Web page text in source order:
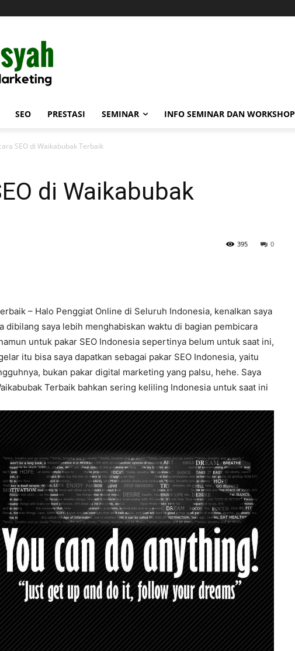
SEO PRESTASI SEMINAR INFO SEMINAR DAN WORKSHOP
SEO di Waikabubak Terbaik
di Waikabubak
0
395
– Halo Penggiat Online di Seluruh Indonesia, kenalkan saya
dibilang saya lebih menghabiskan waktu di bagian pembicara
untuk pakar SEO Indonesia sepertinya belum untuk saat ini,
itu bisa saya dapatkan sebagai pakar SEO Indonesia, yaitu
bukan pakar digital marketing yang palsu, hehe. Saya
Terbaik bahkan sering keliling Indonesia untuk saat ini